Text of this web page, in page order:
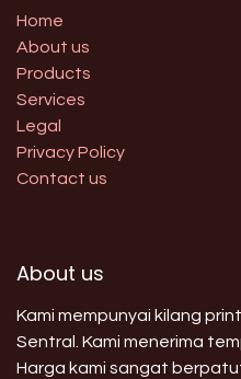
Home
About us
Products
Services
Legal
Privacy Policy
Contact us
About us
Kami mempunyai kilang
Sentral. Kami menerima
Harga kami sangat